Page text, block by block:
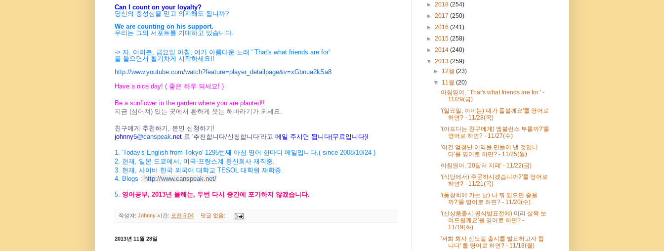
Can I count on your loyalty?
당신의 충성심을 믿고 의지해도 됩니까?
We are counting on his support.
우리는 그의 서포트를 기대하고 있습니다.
-> 자, 여러분, 금요일 아침, 여기 아름다운 노래 ' That's what friends are for'
를 들으면서 활기차게 시작하세요!!
http://www.youtube.com/watch?feature=player_detailpage&v=xGbnua2kSa8
Have a nice day! ( 좋은 하루 되세요! )
Be a sunflower in the garden where you are planted!!
지금 (심어져) 있는 곳에서 환하게 웃는 해바라기가 되세요.
친구에게 추천하기, 본인 신청하기!
johnny5@canspeak.net 로 '추천합니다/신청합니다'라고 메일 주시면 됩니다(무료입니다)!
1. 'Today's English from Tokyo' 1295번째 아침 영어 한마디 메일입니다.( since 2008/10/24 )
2. 현재, 일본 도쿄에서, 미국-프랑스계 통신회사 재직중.
3. 현재, 사이버 한국 외국어 대학교 TESOL 대학원 재학중.
4. Blogs : http://www.canspeak.net/
5. 영어공부, 2013년 올해는, 두번 다시 중간에 포기하지 않겠습니다.
작성자: Johnny 시간: 오전 5:04 댓글 없음:
2013년 11월 28일
► 2018 (254)
► 2017 (250)
► 2016 (241)
► 2015 (258)
► 2014 (240)
▼ 2013 (259)
► 12월(23)
▼ 11월(20)
아침영여, ' That's what friends are for ' -
11/29(금)
'(일요일, 아이는) 내가 돌볼께요'를 영어로
하면? - 11/28(목)
'(아프다는 친구에게) 엠블런스 부를까?'를
영어로 하면? - 11/27(수)
'이건 엄청난 이익을 만들어 낼 것입니
다'를 영어로 하면? - 11/25(월)
아침영어, '20달러 지폐' - 11/22(금)
'(식당에서) 주문하시겠습니까?'를 영어로
하면? - 11/21(목)
'(동창회에 가는 날) 나 뭐 입으면 좋을
까?'를 영어로 하면? - 11/20(수)
'(신상품출시 공식발표전에) 미리 살짝 보
여드릴께요'를 영어로 하면? -
11/19(화)
'저희 회사 신모델 출시를 발표하고자 합
니다' 를 영어로 하면? - 11/18(월)